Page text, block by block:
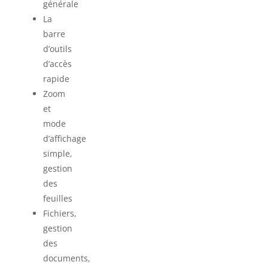
générale
La
barre
d’outils
d’accès
rapide
Zoom
et
mode
d’affichage
simple,
gestion
des
feuilles
Fichiers,
gestion
des
documents,